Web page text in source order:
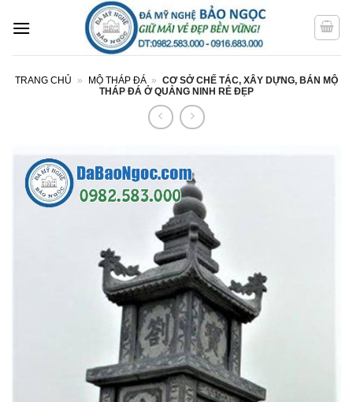
qua
TRANG CHỦ » MỘ THÁP ĐÁ » CƠ SỞ CHẾ TÁC, XÂY DỰNG, BÁN MỘ
THÁP ĐÁ Ở QUẢNG NINH RẺ ĐẸP